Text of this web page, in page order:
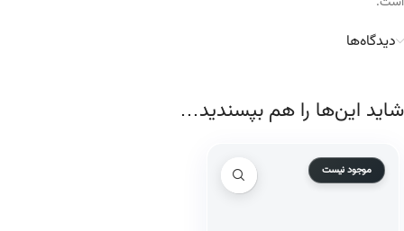
دیدگاه‌ها
شاید این‌ها را هم بپسندید…
موجود نیست